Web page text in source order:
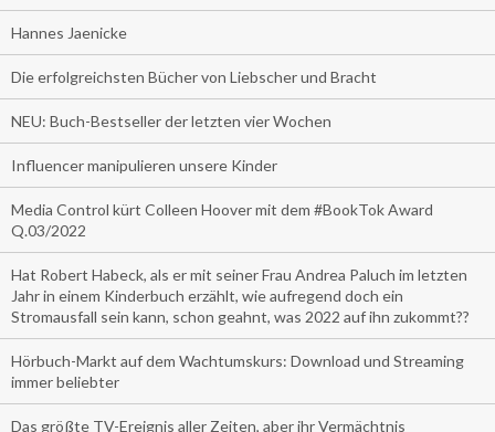
Hannes Jaenicke
Die erfolgreichsten Bücher von Liebscher und Bracht
NEU: Buch-Bestseller der letzten vier Wochen
Influencer manipulieren unsere Kinder
Media Control kürt Colleen Hoover mit dem #BookTok Award
Q.03/2022
Hat Robert Habeck, als er mit seiner Frau Andrea Paluch im letzten
Jahr in einem Kinderbuch erzählt, wie aufregend doch ein
Stromausfall sein kann, schon geahnt, was 2022 auf ihn zukommt??
Hörbuch-Markt auf dem Wachtumskurs: Download und Streaming
immer beliebter
Das größte TV-Ereignis aller Zeiten, aber ihr Vermächtnis